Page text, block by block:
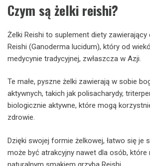
Czym są żelki reishi?
Żelki Reishi to suplement diety
Reishi (Ganoderma lucidum), który od
medycynie tradycyjnej, zwłaszcza w Azji.
Te małe, pyszne żelki zawierają w sobie
aktywnych, takich jak polisacharydy,
biologicznie aktywne, które mogą
zdrowie.
Dzięki swojej formie żelkowej, łatwo się je
może być atrakcyjny nawet dla osób, które